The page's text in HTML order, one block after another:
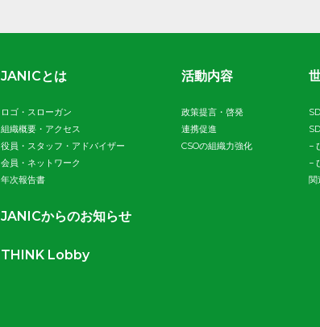
JANICとは
ロゴ・スローガン
組織概要・アクセス
役員・スタッフ・アドバイザー
会員・ネットワーク
年次報告書
活動内容
政策提言・啓発
連携促進
CSOの組織力強化
−
−
関
JANICからのお知らせ
THINK Lobby